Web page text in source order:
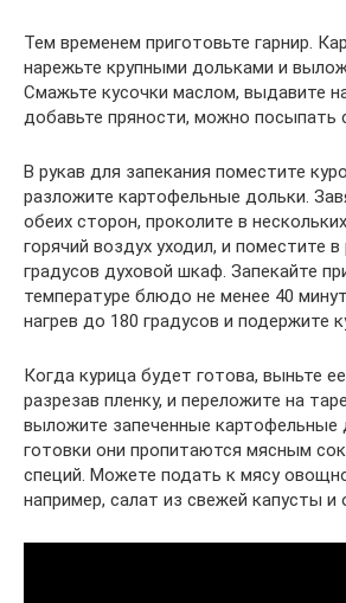
Тем временем приготовьте гарнир.
нарежьте крупными дольками и
Смажьте кусочки маслом, выдавите
добавьте пряности, можно посыпать
В рукав для запекания поместите
разложите картофельные дольки.
обеих сторон, проколите в
горячий воздух уходил, и поместите
градусов духовой шкаф. Запекайте
температуре блюдо не менее 40
нагрев до 180 градусов и подержите
Когда курица будет готова, выньте
разрезав пленку, и переложите на
выложите запеченные картофельные
готовки они пропитаются мясным
специй. Можете подать к мясу
например, салат из свежей капусты и